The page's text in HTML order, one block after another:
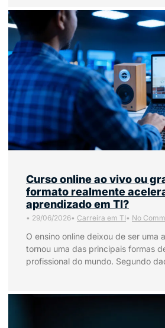
Curso online ao vivo ou
formato realmente
aprendizado em TI?
• 29/06/2026• Carreira em TI• No
O ensino online deixou de ser uma
tornou uma das principais formas
profissional do mundo. Segundo